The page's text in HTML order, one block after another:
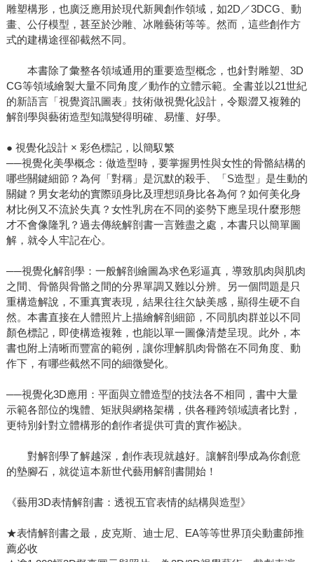
雕塑構形，也廣泛應用於現代新興創作領域，如2D／3DCG、動
畫、公仔模型，甚至於沙雕、冰雕藝術等等。然而，這些創作方
式的建構途徑卻截然不同。
本書除了彙整各領域通用的重要造型概念，也針對雕塑、3D
CG等領域繪製大量不同角度／動作的立體示範。全書並以21世紀
的新語言「視覺資訊圖表」技術做視覺化設計，令艱澀又複雜的
解剖學與藝術造型知識變得明確、易懂、好學。
● 視覺化設計 × 彩色標記，以簡馭繁
──視覺化美學概念：做造型時，要掌握男性與女性的骨骼結構的
哪些關鍵細節？為何「對稱」是沉默的殺手、「S造型」是生動的
關鍵？男女老幼的實際頭身比及理想頭身比各為何？如何美化身
材比例又不流於失真？女性乳房在不同的姿勢下應呈現什麼形態
才不會像隆乳？過去傳統解剖書一言難盡之處，本書只以簡單圖
解，就令人牢記在心。
──視覺化解剖學：一般解剖繪圖為求色彩逼真，導致肌肉與肌肉
之間、骨骼與骨骼之間的分界單調又難以分辨。另一個問題是只
重構造解說，不重真實表現，結果往往欠缺美感，顯得生硬不自
然。本書直接在人體照片上描繪解剖細節，不同肌肉群並以不同
顏色標記，即使構造複雜，也能以單一圖像清楚呈現。此外，本
書也附上清晰而豐富的範例，讓你理解肌肉骨骼在不同角度、動
作下，有哪些截然不同的細微變化。
──視覺化3D應用：平面與立體造型的技法各不相同，書中大量
示範各部位的塊體、矩狀與網格架構，供各種跨領域讀者比對，
更特別針對立體構形的創作者提供可貴的實作祕訣。
對解剖學了解越深，創作表現就越好。讓解剖學成為你創意
的墊腳石，就從這本新世代藝用解剖書開始！
《藝用3D表情解剖書：透視五官表情的結構與造型》
★表情解剖書之最，皮克斯、迪士尼、EA等等世界頂尖動畫師推
薦必收